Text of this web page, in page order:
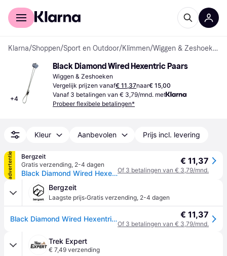
Voor shoppers
Klarna/Shoppen/Sport en Outdoor/Klimmen/ Wiggen & Zeshoeken
+4
Black Diamond Wired Hexentric Paars
Wiggen & Zeshoeken
Vergelijk prijzen vanaf€ 11,37naar€ 15,00
Vanaf 3 betalingen van € 3,79/mnd. met
Probeer flexibele betalingen*
Kleur Aanbevolen Prijs incl. levering
advertentie
Bergzeit
Gratis verzending, 2-4 dagen
Black Diamond Wired Hexentric - Paars
€ 11,37
Of 3 betalingen van € 3,79/mnd.
Bergzeit
Laagste prijs·Gratis verzending, 2-4 dagen
Black Diamond Wired Hexentric - Paars € 11,37
Of 3 betalingen van € 3,79/mnd.
Trek Expert
€ 7,49 verzending